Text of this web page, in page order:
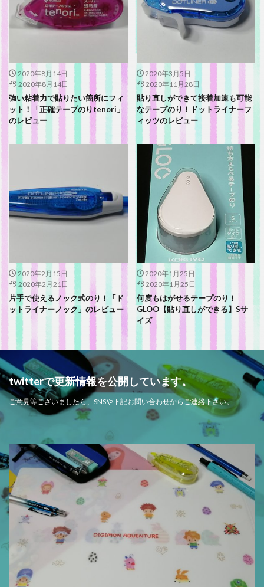
2020年8月14日
2020年8月14日
強い粘着力で貼りたい箇所にフィ
ット！「正確テープのりtenori」
のレビュー
2020年3月5日
2020年11月28日
貼り直しができて接着加速も可能
なテープのり！ドットライナーフ
ィッツのレビュー
2020年2月15日
2020年2月21日
片手で使えるノック式のり！「ド
ットライナーノック」のレビュー
2020年1月25日
2020年1月25日
何度もはがせるテープのり！
GLOO【貼り直しができる】Sサ
イズ
twitterで更新情報を公開しています。
ご意見等ございましたら、SNSや下記お問い合わせからご連絡下さい。